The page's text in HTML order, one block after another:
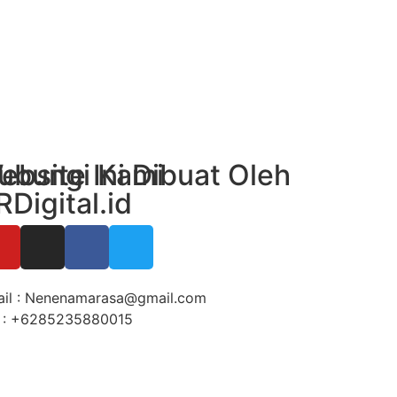
Kami
: Nenenamarasa@gmail.com
: +6285235880015
Ini Dibuat Oleh